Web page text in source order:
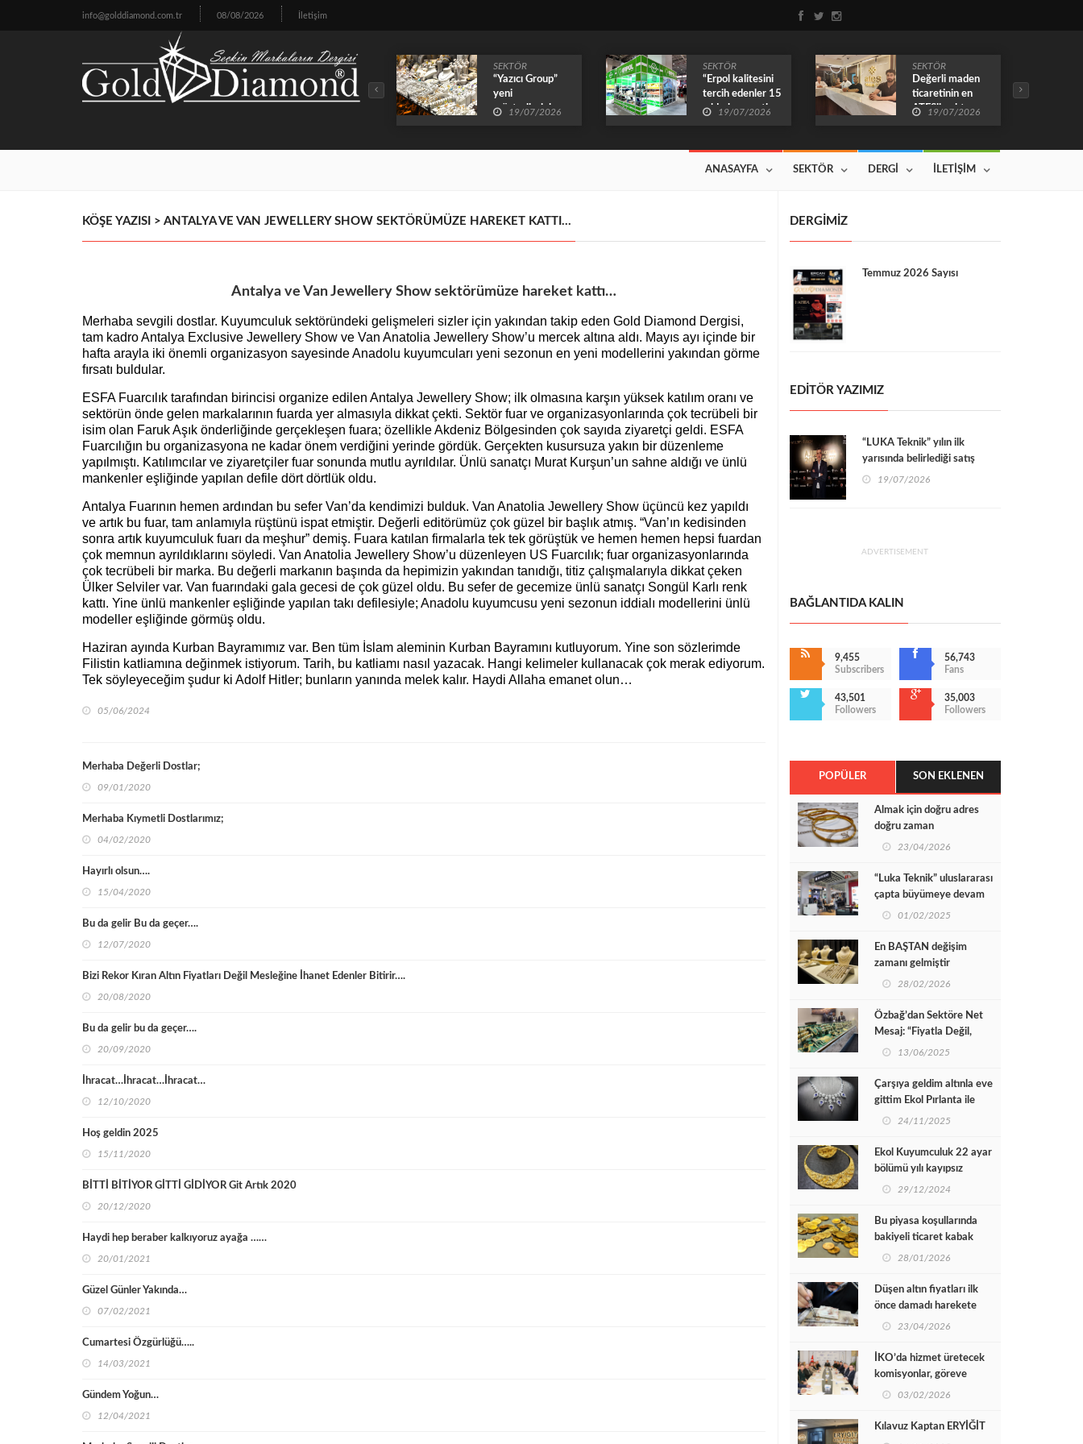
info@golddiamond.com.tr 08/08/2026 İletişim
SEKTÖR
“Yazıcı Group”
yeni
müşterileriyle
durgunluğu pas
19/07/2026
SEKTÖR
“Erpol kalitesini
tercih edenler 15
yıldır hep mutlu…
19/07/2026
SEKTÖR
Değerli maden
ticaretinin en
ATEŞli noktası
çalışmalarına
devam ediyor
19/07/2026
ANASAYFA SEKTÖR DERGİ İLETİŞİM
KÖŞE YAZISI > ANTALYA VE VAN JEWELLERY SHOW SEKTÖRÜMÜZE HAREKET KATTI…
Antalya ve Van Jewellery Show sektörümüze hareket kattı…
Merhaba sevgili dostlar. Kuyumculuk sektöründeki gelişmeleri sizler için yakından takip eden Gold Diamond Dergisi,
tam kadro Antalya Exclusive Jewellery Show ve Van Anatolia Jewellery Show’u mercek altına aldı. Mayıs ayı içinde bir
hafta arayla iki önemli organizasyon sayesinde Anadolu kuyumcuları yeni sezonun en yeni modellerini yakından görme
fırsatı buldular.
ESFA Fuarcılık tarafından birincisi organize edilen Antalya Jewellery Show; ilk olmasına karşın yüksek katılım oranı ve
sektörün önde gelen markalarının fuarda yer almasıyla dikkat çekti. Sektör fuar ve organizasyonlarında çok tecrübeli bir
isim olan Faruk Aşık önderliğinde gerçekleşen fuara; özellikle Akdeniz Bölgesinden çok sayıda ziyaretçi geldi. ESFA
Fuarcılığın bu organizasyona ne kadar önem verdiğini yerinde gördük. Gerçekten kusursuza yakın bir düzenleme
yapılmıştı. Katılımcılar ve ziyaretçiler fuar sonunda mutlu ayrıldılar. Ünlü sanatçı Murat Kurşun’un sahne aldığı ve ünlü
mankenler eşliğinde yapılan defile dört dörtlük oldu.
Antalya Fuarının hemen ardından bu sefer Van’da kendimizi bulduk. Van Anatolia Jewellery Show üçüncü kez yapıldı
ve artık bu fuar, tam anlamıyla rüştünü ispat etmiştir. Değerli editörümüz çok güzel bir başlık atmış. “Van’ın kedisinden
sonra artık kuyumculuk fuarı da meşhur” demiş. Fuara katılan firmalarla tek tek görüştük ve hemen hemen hepsi fuardan
çok memnun ayrıldıklarını söyledi. Van Anatolia Jewellery Show’u düzenleyen US Fuarcılık; fuar organizasyonlarında
çok tecrübeli bir marka. Bu değerli markanın başında da hepimizin yakından tanıdığı, titiz çalışmalarıyla dikkat çeken
Ülker Selviler var. Van fuarındaki gala gecesi de çok güzel oldu. Bu sefer de gecemize ünlü sanatçı Songül Karlı renk
kattı. Yine ünlü mankenler eşliğinde yapılan takı defilesiyle; Anadolu kuyumcusu yeni sezonun iddialı modellerini ünlü
modeller eşliğinde görmüş oldu.
Haziran ayında Kurban Bayramımız var. Ben tüm İslam aleminin Kurban Bayramını kutluyorum. Yine son sözlerimde
Filistin katliamına değinmek istiyorum. Tarih, bu katliamı nasıl yazacak. Hangi kelimeler kullanacak çok merak ediyorum.
Tek söyleyeceğim şudur ki Adolf Hitler; bunların yanında melek kalır. Haydi Allaha emanet olun…
05/06/2024
Merhaba Değerli Dostlar;
09/01/2020
Merhaba Kıymetli Dostlarımız;
04/02/2020
Hayırlı olsun….
15/04/2020
Bu da gelir Bu da geçer….
12/07/2020
Bizi Rekor Kıran Altın Fiyatları Değil Mesleğine İhanet Edenler Bitirir….
20/08/2020
Bu da gelir bu da geçer….
20/09/2020
İhracat…İhracat…İhracat…
12/10/2020
Hoş geldin 2025
15/11/2020
BİTTİ BİTİYOR GİTTİ GİDİYOR Git Artık 2020
20/12/2020
Haydi hep beraber kalkıyoruz ayağa ……
20/01/2021
Güzel Günler Yakında…
07/02/2021
Cumartesi Özgürlüğü…..
14/03/2021
Gündem Yoğun…
12/04/2021
DERGİMİZ
Temmuz 2026 Sayısı
EDİTÖR YAZIMIZ
“LUKA Teknik” yılın ilk
yarısında belirlediği satış
rakamını %100 yakalamayı
19/07/2026
ADVERTISEMENT
BAĞLANTIDA KALIN
9,455
Subscribers
56,743
Fans
43,501
Followers
35,003
Followers
POPÜLER SON EKLENEN
Almak için doğru adres
doğru zaman
23/04/2026
“Luka Teknik” uluslararası
çapta büyümeye devam
ediyor01/02/2025
En BAŞTAN değişim
zamanı gelmiştir
28/02/2026
Özbağ’dan Sektöre Net
Mesaj: “Fiyatla Değil,
Kaliteyle Rekabet
13/06/2025
Çarşıya geldim altınla eve
gittim Ekol Pırlanta ile
24/11/2025
Ekol Kuyumculuk 22 ayar
bölümü yılı kayıpsız
kapatıyor29/12/2024
Bu piyasa koşullarında
bakiyeli ticaret kabak
tadı veriyor
28/01/2026
Düşen altın fiyatları ilk
önce damadı harekete
geçirdi23/04/2026
İKO’da hizmet üretecek
komisyonlar, göreve
başladı03/02/2026
Kılavuz Kaptan ERYİĞİT